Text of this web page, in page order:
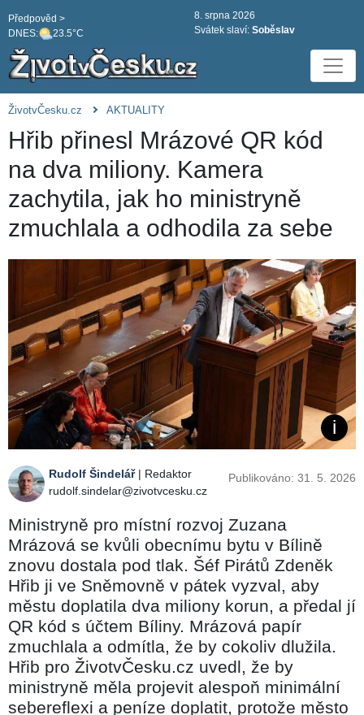
DNES: 23.5°C
Předpověd >
8. srpna 2026
Svátek slaví: Soběslav
ŽivotvČesku.cz AKTUALITY
Hřib přinesl Mrázové QR kód
na dva miliony. Kamera
zachytila, jak ho ministryně
zmuchlala a odhodila za sebe
Rudolf Šindelář| Redaktor
rudolf.sindelar@zivotvcesku.cz
Publikováno: 31. 5. 2026
Ministryně pro místní rozvoj Zuzana
Mrázová se kvůli obecnímu bytu v Bílině
znovu dostala pod tlak. Šéf Pirátů Zdeněk
Hřib ji ve Sněmovně v pátek vyzval, aby
městu doplatila dva miliony korun, a předal jí
QR kód s účtem Bíliny. Mrázová papír
zmuchlala a odmítla, že by cokoliv dlužila.
Hřib pro ŽivotvČesku.cz uvedl, že by
ministryně měla projevit alespoň minimální
sebereflexi a peníze doplatit, protože město